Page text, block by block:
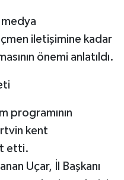
iletişimine kadar
önemi anlatıldı.
programının
kent
etti.
Uçar, İl Başkanı